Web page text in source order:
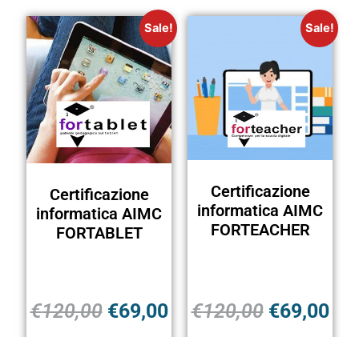
Sale!
Certificazione
informatica AIMC
FORTABLET
€120,00 €69,00
Sale!
Certificazione
informatica AIMC
FORTEACHER
€120,00 €69,00